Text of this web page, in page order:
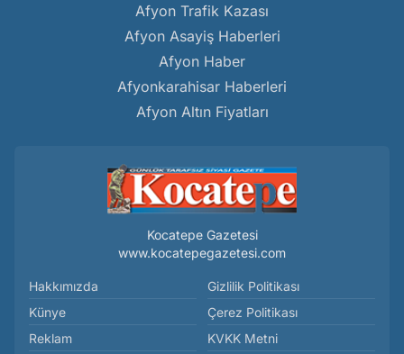
Afyon Trafik Kazası
Afyon Asayiş Haberleri
Afyon Haber
Afyonkarahisar Haberleri
Afyon Altın Fiyatları
Kocatepe Gazetesi
www.kocatepegazetesi.com
Hakkımızda
Künye
Reklam
Gizlilik Politikası
Çerez Politikası
KVKK Metni